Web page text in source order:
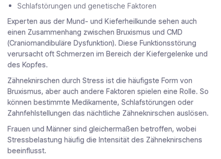
Schlafstörungen und genetische Faktoren
Experten aus der Mund- und Kieferheilkunde sehen auch
einen Zusammenhang zwischen Bruxismus und CMD
(Craniomandibuläre Dysfunktion). Diese Funktionsstörung
verursacht oft Schmerzen im Bereich der Kiefergelenke und
des Kopfes.
Zähneknirschen durch Stress ist die häufigste Form von
Bruxismus, aber auch andere Faktoren spielen eine Rolle. So
können bestimmte Medikamente, Schlafstörungen oder
Zahnfehlstellungen das nächtliche Zähneknirschen auslösen.
Frauen und Männer sind gleichermaßen betroffen, wobei
Stressbelastung häufig die Intensität des Zähneknirschens
beeinflusst.